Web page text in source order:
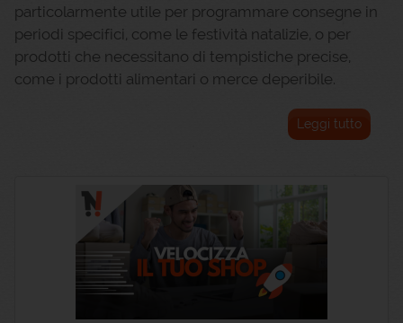
particolarmente utile per programmare consegne in
periodi specifici, come le festività natalizie, o per
prodotti che necessitano di tempistiche precise,
come i prodotti alimentari o merce deperibile.
Leggi tutto